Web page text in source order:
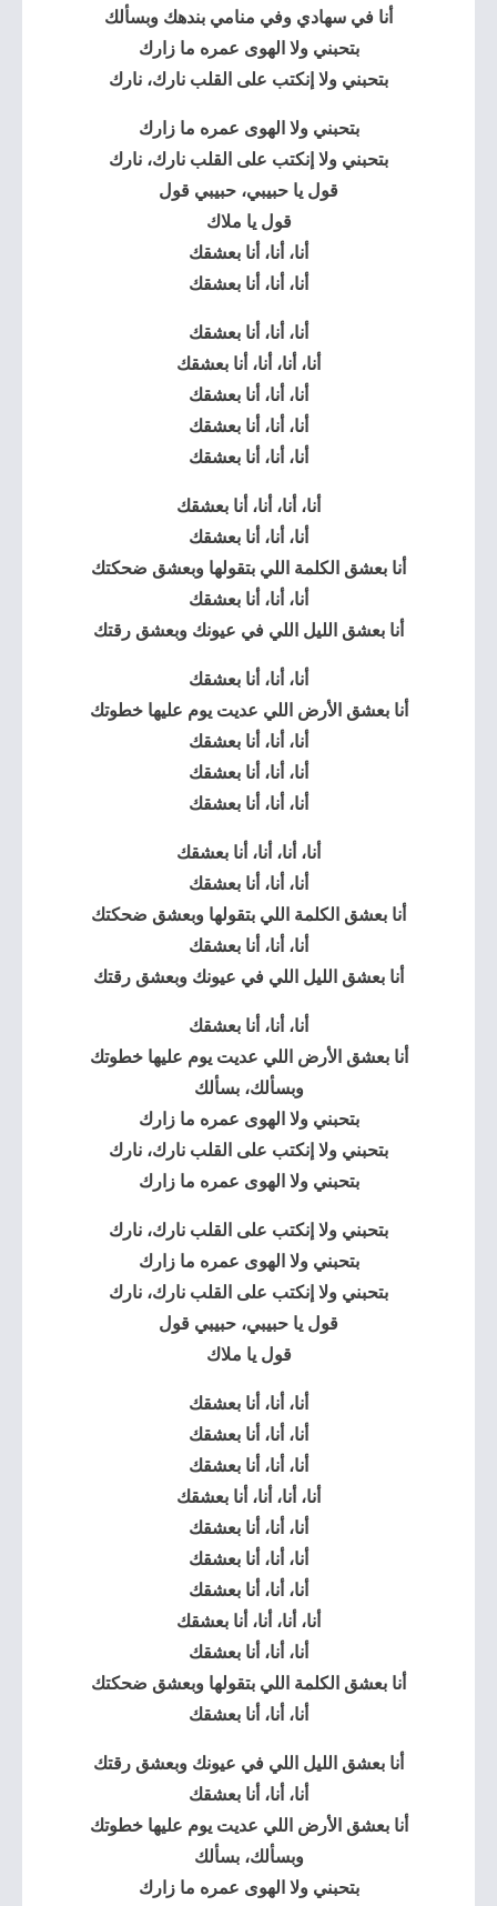
أنا في سهادي وفي منامي بندهك وبسألك
بتحبني ولا الهوى عمره ما زارك
بتحبني ولا إنكتب على القلب نارك، نارك
بتحبني ولا الهوى عمره ما زارك
بتحبني ولا إنكتب على القلب نارك، نارك
قول يا حبيبي، حبيبي قول
قول يا ملاك
أنا، أنا، أنا بعشقك
أنا، أنا، أنا بعشقك
أنا، أنا، أنا بعشقك
أنا، أنا، أنا، أنا بعشقك
أنا، أنا، أنا بعشقك
أنا، أنا، أنا بعشقك
أنا، أنا، أنا بعشقك
أنا، أنا، أنا، أنا بعشقك
أنا، أنا، أنا بعشقك
أنا بعشق الكلمة اللي بتقولها وبعشق ضحكتك
أنا، أنا، أنا بعشقك
أنا بعشق الليل اللي في عيونك وبعشق رقتك
أنا، أنا، أنا بعشقك
أنا بعشق الأرض اللي عديت يوم عليها خطوتك
أنا، أنا، أنا بعشقك
أنا، أنا، أنا بعشقك
أنا، أنا، أنا بعشقك
أنا، أنا، أنا، أنا بعشقك
أنا، أنا، أنا بعشقك
أنا بعشق الكلمة اللي بتقولها وبعشق ضحكتك
أنا، أنا، أنا بعشقك
أنا بعشق الليل اللي في عيونك وبعشق رقتك
أنا، أنا، أنا بعشقك
أنا بعشق الأرض اللي عديت يوم عليها خطوتك
وبسألك، بسألك
بتحبني ولا الهوى عمره ما زارك
بتحبني ولا إنكتب على القلب نارك، نارك
بتحبني ولا الهوى عمره ما زارك
بتحبني ولا إنكتب على القلب نارك، نارك
بتحبني ولا الهوى عمره ما زارك
بتحبني ولا إنكتب على القلب نارك، نارك
قول يا حبيبي، حبيبي قول
قول يا ملاك
أنا، أنا، أنا بعشقك
أنا، أنا، أنا بعشقك
أنا، أنا، أنا بعشقك
أنا، أنا، أنا، أنا بعشقك
أنا، أنا، أنا بعشقك
أنا، أنا، أنا بعشقك
أنا، أنا، أنا بعشقك
أنا، أنا، أنا، أنا بعشقك
أنا، أنا، أنا بعشقك
أنا بعشق الكلمة اللي بتقولها وبعشق ضحكتك
أنا، أنا، أنا بعشقك
أنا بعشق الليل اللي في عيونك وبعشق رقتك
أنا، أنا، أنا بعشقك
أنا بعشق الأرض اللي عديت يوم عليها خطوتك
وبسألك، بسألك
بتحبني ولا الهوى عمره ما زارك